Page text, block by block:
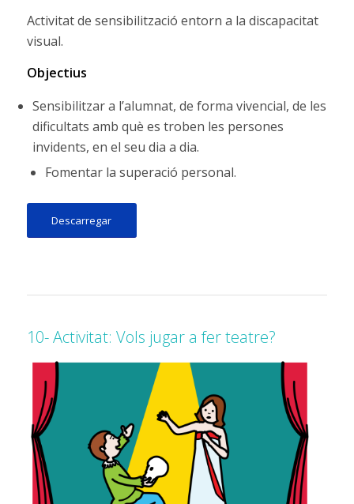
Activitat de sensibilització entorn a la discapacitat
visual.
Objectius
Sensibilitzar a l’alumnat, de forma vivencial, de les
dificultats amb què es troben les persones
invidents, en el seu dia a dia.
Fomentar la superació personal.
Descarregar
10- Activitat: Vols jugar a fer teatre?